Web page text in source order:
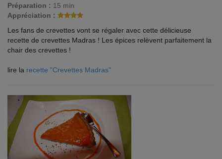
Préparation : 15 min
Appréciation :
Les fans de crevettes vont se régaler avec cette délicieuse
recette de crevettes Madras ! Les épices relèvent parfaitement la
chair des crevettes !
lire la recette "Crevettes Madras"